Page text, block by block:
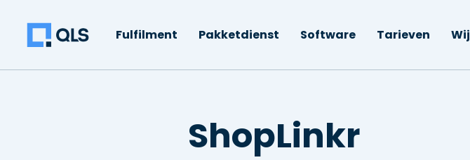
Fulfilment Pakketdienst Software Tarieven
ShopLinkr